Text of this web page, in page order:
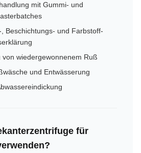
mit Gummi- und
Beschichtungs- und Farbstoff-
von wiedergewonnenem Ruß
und Entwässerung
für